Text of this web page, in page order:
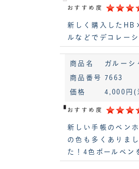
おすすめ度
新しく購入した
ルなどでデコレー
商品名 ガルー
商品番号 7663
価格 4,000円 (
おすすめ度
新しい手帳のペン
の色も多くありま
た！4色ボールペン